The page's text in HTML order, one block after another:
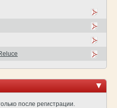
после регистрации.